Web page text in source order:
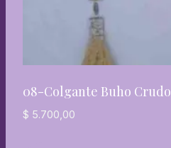
08-Colgante Buho Crudo
$ 5.700,00